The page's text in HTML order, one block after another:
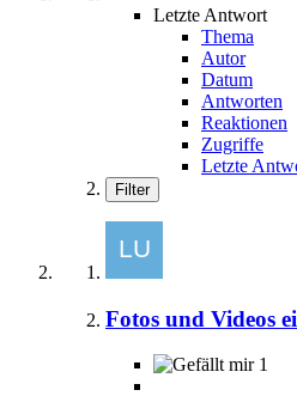
Letzte Antwort
Thema
Autor
Datum
Antworten
Reaktionen
Zugriffe
Letzte
Filter
Fotos und Videos
1